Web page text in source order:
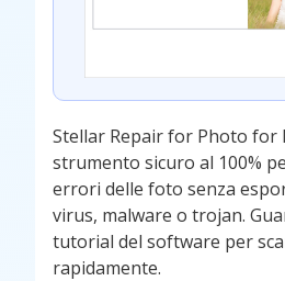
Stellar Repair for Photo for
strumento sicuro al 100%
errori delle foto senza
virus, malware o trojan.
tutorial del software per
rapidamente.